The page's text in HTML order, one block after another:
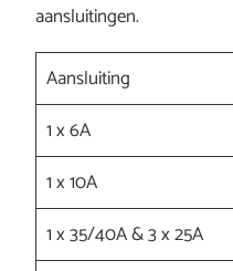
aansluitingen.
Aansluiting
1 x 6A
1 x 10A
1 x 35/40A & 3 x 25A